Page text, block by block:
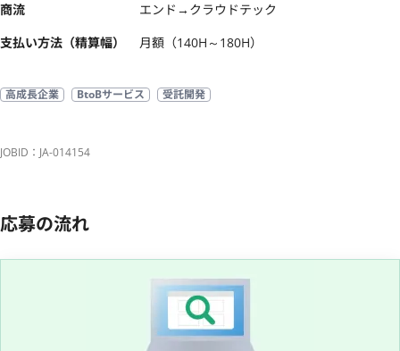
商流
エンド→クラウドテック
支払い方法（精算幅）
月額（140H～180H）
高成長企業 BtoBサービス 受託開発
JOBID：JA-014154
応募の流れ